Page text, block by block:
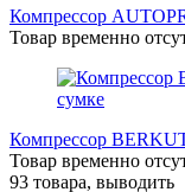
Компрессор
Товар временно
Компрессор
Товар временно
93 товара, выводить